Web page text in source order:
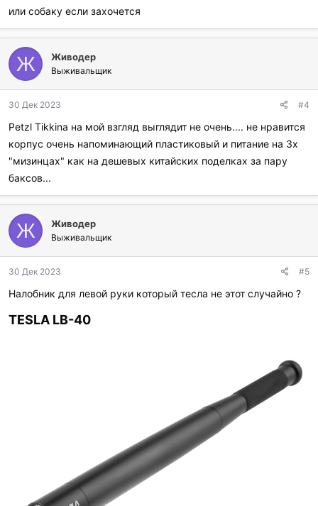
или собаку если захочется
Ж Живодер
Выживальщик
30 Дек 2023 #4
Petzl Tikkina на мой взгляд выглядит не очень.... не нравится
корпус очень напоминающий пластиковый и питание на 3х
"мизинцах" как на дешевых китайских поделках за пару
баксов...
Ж Живодер
Выживальщик
30 Дек 2023 #5
Налобник для левой руки который тесла не этот случайно ?
TESLA LB-40​